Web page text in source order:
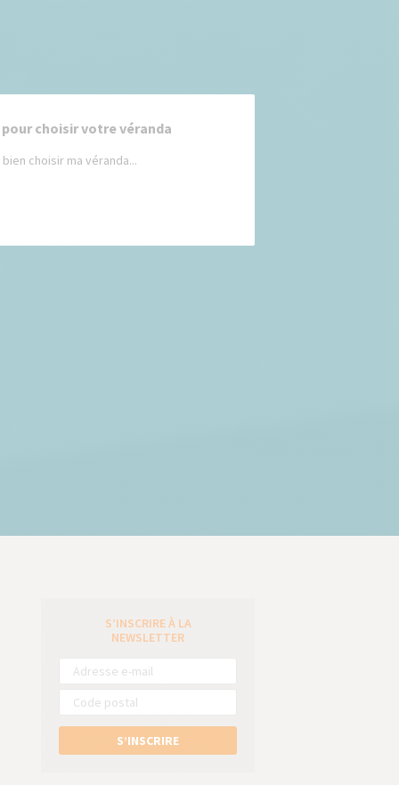
choisir votre véranda
choisir ma véranda...
S’INSCRIRE À LA
NEWSLETTER
S’INSCRIRE